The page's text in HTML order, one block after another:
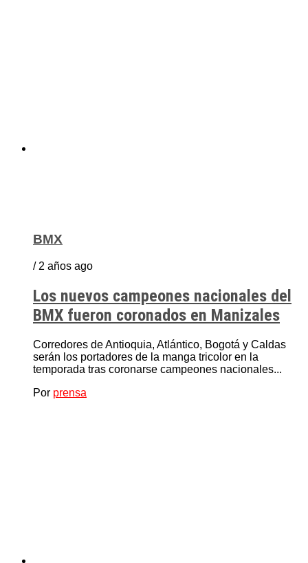
BMX
/ 2 años ago
Los nuevos campeones nacionales del
BMX fueron coronados en Manizales
Corredores de Antioquia, Atlántico, Bogotá y Caldas
serán los portadores de la manga tricolor en la
temporada tras coronarse campeones nacionales...
Por prensa